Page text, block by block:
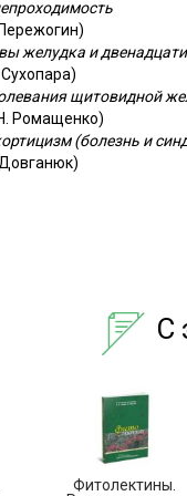
желудка и
щитовидной
Ромащенко)
(болезнь и
С
Фитолектины.